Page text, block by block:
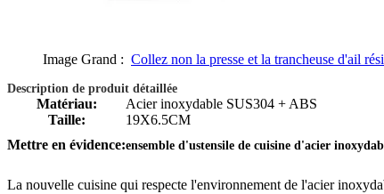
Image Grand : Collez non la presse et la trancheuse d'ail
Description de produit détaillée
Matériau: Acier inoxydable SUS304 + ABS
Taille:
19X6.5CM
Mettre en évidence:ensemble d'ustensile de cuisine d'acier
La nouvelle cuisine qui respecte l'environnement de l'acier